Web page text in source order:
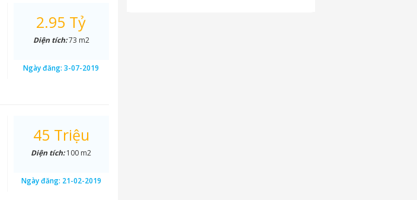
2.95 Tỷ
Diện tích:73 m2
Ngày đăng:3-07-2019
45 Triệu
Diện tích:100 m2
Ngày đăng: 21-02-2019